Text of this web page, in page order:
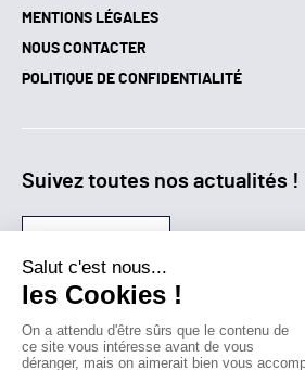
MENTIONS LÉGALES
NOUS CONTACTER
POLITIQUE DE CONFIDENTIALITÉ
Suivez toutes nos actualités !
Qui sommes-nous?